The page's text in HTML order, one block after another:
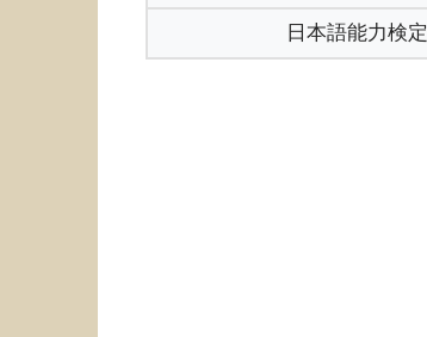
日本語能力検定